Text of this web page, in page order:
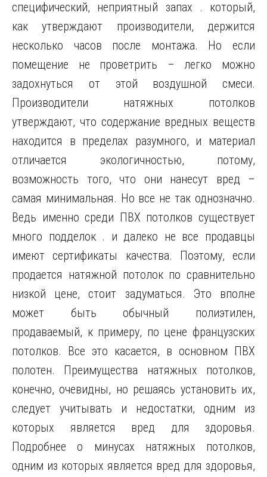
специфический, неприятный запах . который,
как утверждают производители, держится
несколько часов после монтажа. Но если
помещение не проветрить – легко можно
задохнуться от этой воздушной смеси.
Производители натяжных потолков
утверждают, что содержание вредных веществ
находится в пределах разумного, и материал
отличается экологичностью, потому,
возможность того, что они нанесут вред –
самая минимальная. Но все не так однозначно.
Ведь именно среди ПВХ потолков существует
много подделок . и далеко не все продавцы
имеют сертификаты качества. Поэтому, если
продается натяжной потолок по сравнительно
низкой цене, стоит задуматься. Это вполне
может быть обычный полиэтилен,
продаваемый, к примеру, по цене французских
потолков. Все это касается, в основном ПВХ
полотен. Преимущества натяжных потолков,
конечно, очевидны, но решаясь установить их,
следует учитывать и недостатки, одним из
которых является вред для здоровья.
Подробнее о минусах натяжных потолков,
одним из которых является вред для здоровья,